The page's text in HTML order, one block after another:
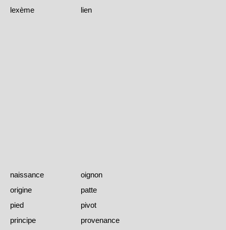
lexème
lien
naissance
oignon
origine
patte
pied
pivot
principe
provenance